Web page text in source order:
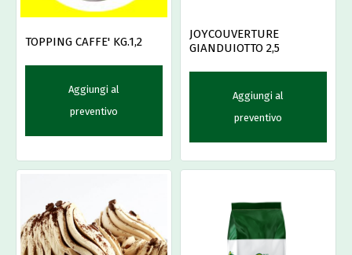
TOPPING CAFFE' KG.1,2
Aggiungi al
preventivo
JOYCOUVERTURE
GIANDUIOTTO 2,5
Aggiungi al
preventivo